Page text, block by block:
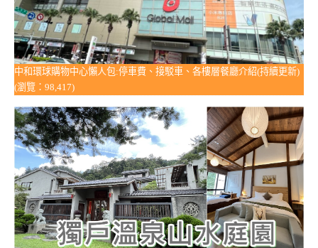
中和環球購物中心懶人包:停車費、接駁車、各樓層餐廳介紹(持續更新)
(瀏覽：98,417)